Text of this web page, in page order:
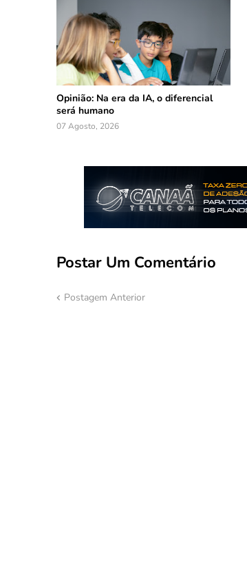
Opinião: Na era da IA, o diferencial
será humano
07 Agosto, 2026
Postar Um Comentário
Postagem Anterior